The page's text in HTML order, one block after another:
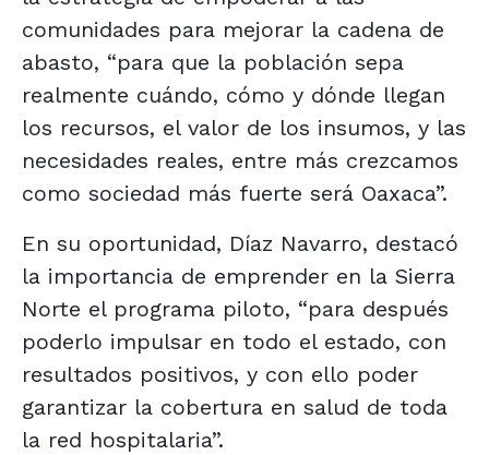
comunidades para mejorar la cadena de
abasto, “para que la población sepa
realmente cuándo, cómo y dónde llegan
los recursos, el valor de los insumos, y las
necesidades reales, entre más crezcamos
como sociedad más fuerte será Oaxaca”.
En su oportunidad, Díaz Navarro, destacó
la importancia de emprender en la Sierra
Norte el programa piloto, “para después
poderlo impulsar en todo el estado, con
resultados positivos, y con ello poder
garantizar la cobertura en salud de toda
la red hospitalaria”.